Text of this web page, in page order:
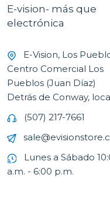
E-vision- más que
electrónica
E-Vision, Los
Centro Comercial Los
Pueblos (Juan Díaz)
Detrás de Conway,
(507) 217-7661
Lunes a Sábado
a.m. - 6:00 p.m.